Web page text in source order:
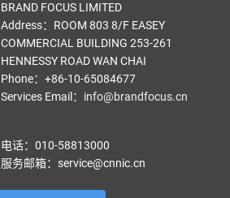
BRAND FOCUS LIMITED
Address：ROOM 803 8/F EASEY
COMMERCIAL BUILDING 253-261
HENNESSY ROAD WAN CHAI
Phone：+86-10-65084677
Services Email ： info@brandfocus.cn
电话：010-58813000
服务邮箱：service@cnnic.cn